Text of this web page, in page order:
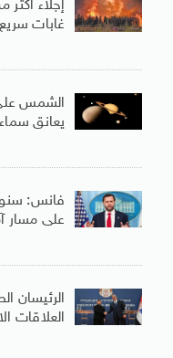
غابات
الشمس
يعانق سماء
فانس:
على مسار
الرئيسان
العلاقات